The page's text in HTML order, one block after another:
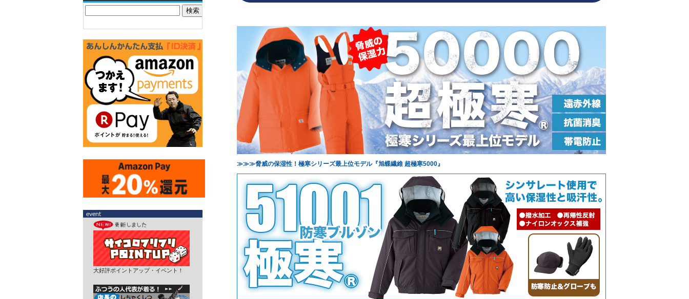
大好評ポイントアップ・イベント！
≫≫≫脅威の保湿性！極寒シリーズ最上位モデル『旭蝶繊維 超極寒5000』